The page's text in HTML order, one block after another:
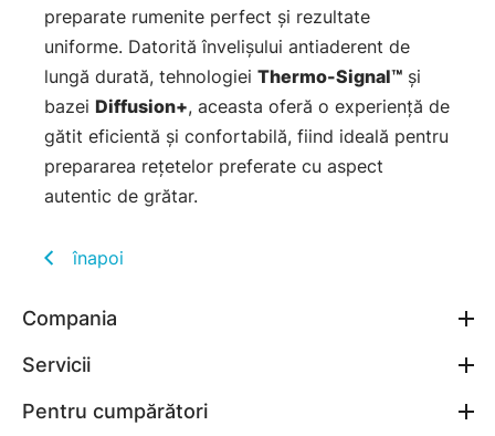
preparate rumenite perfect și rezultate
uniforme. Datorită învelișului antiaderent de
lungă durată, tehnologiei Thermo-Signal™ și
bazei Diffusion+, aceasta oferă o experiență de
gătit eficientă și confortabilă, fiind ideală pentru
prepararea rețetelor preferate cu aspect
autentic de grătar.
înapoi
Compania
Servicii
Pentru cumpărători